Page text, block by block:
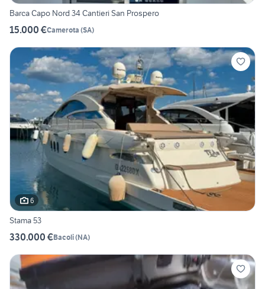
Barca Capo Nord 34 Cantieri San Prospero
15.000 €Camerota (SA)
6
Stama 53
330.000 €Bacoli(NA)